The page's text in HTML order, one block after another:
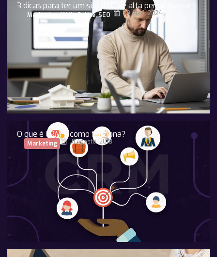
3 dicas para ter um site B2B de alta performance
Marketing,Midia Online,SEO 09 Abril, 2024
O que é CRM e como funciona?
Marketing 01 Agosto, 2018